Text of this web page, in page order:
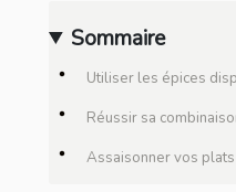
Sommaire
Utiliser les épices
Réussir sa
Assaisonner vos